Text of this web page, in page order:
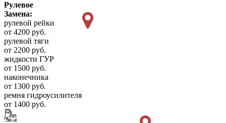
Рулевое
Замена:
рулевой рейки
от 4200 руб.
рулевой тяги
от 2200 руб.
жидкости ГУР
от 1500 руб.
наконечника
от 1300 руб.
ремня гидроусилителя
от 1400 руб.